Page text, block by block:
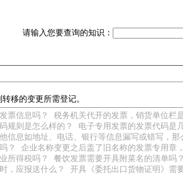
请输入您要查询的知识：
移的变更所需登记。
票信息吗？
税务机关代开的发票，销货单位栏
规则是怎么样的？
电子专用发票的发票代码是
信息如地址、电话、银行等信息漏写或错写，那
？
企业名称变更之后盖了旧名称的发票专用章
所得税吗？
餐饮发票需要开具附菜名的清单吗？
，应报送什么？
开具《委托出口货物证明》需